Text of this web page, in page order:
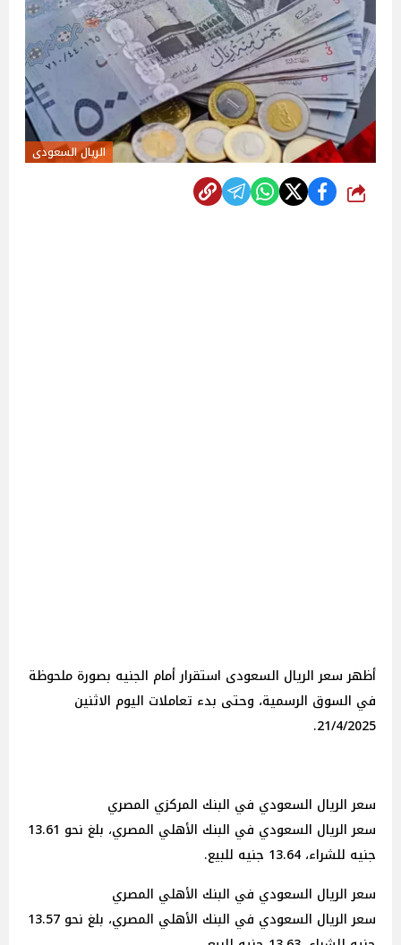
الريال السعودى
شارك
أظهر سعر الريال السعودى استقرار أمام الجنيه بصورة ملحوظة
في السوق الرسمية، وحتى بدء تعاملات اليوم الاثنين
21/4/2025.
سعر الريال السعودي في البنك المركزي المصري
سعر الريال السعودي في البنك الأهلي المصري، بلغ نحو 13.61
جنيه للشراء، 13.64 جنيه للبيع.
سعر الريال السعودي في البنك الأهلي المصري
سعر الريال السعودي في البنك الأهلي المصري، بلغ نحو 13.57